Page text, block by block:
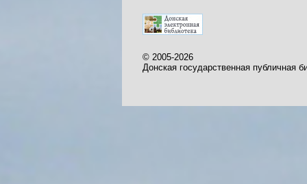
© 2005-2026
Донская государственная публичная